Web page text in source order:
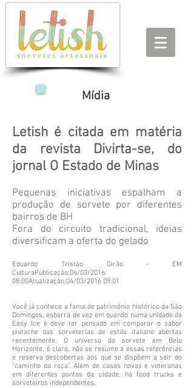
Mídia
Letish é citada em matéria
da revista Divirta-se, do
jornal O Estado de Minas
Pequenas iniciativas espalham a
produção de sorvete por diferentes
bairros de BH
Fora do circuito tradicional, ideias
diversificam a oferta do gelado
Eduardo Tristão Girão - EM
CulturaPublicação:04/03/2016
08:00Atualização:04/03/2016 09:01
Você já conhece a fama de patrimônio histórico da São
Domingos, esbarra de vez em quando numa unidade da
Easy Ice e deve ter pensado em comparar o sabor
pistache das sorveterias de estilo italiano abertas
recentemente. O universo do sorvete em Belo
Horizonte, é claro, não se resume a essas referências
e reserva descobertas aos que se dispõem a sair do
“caminho da roça”. Além de casas novas e veteranas
em diferentes pontos da cidade, há food trucks e
sorveteiros independentes.